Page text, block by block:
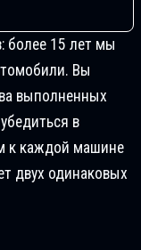
более 15 лет мы
Вы
выполненных
в
к каждой машине
двух одинаковых